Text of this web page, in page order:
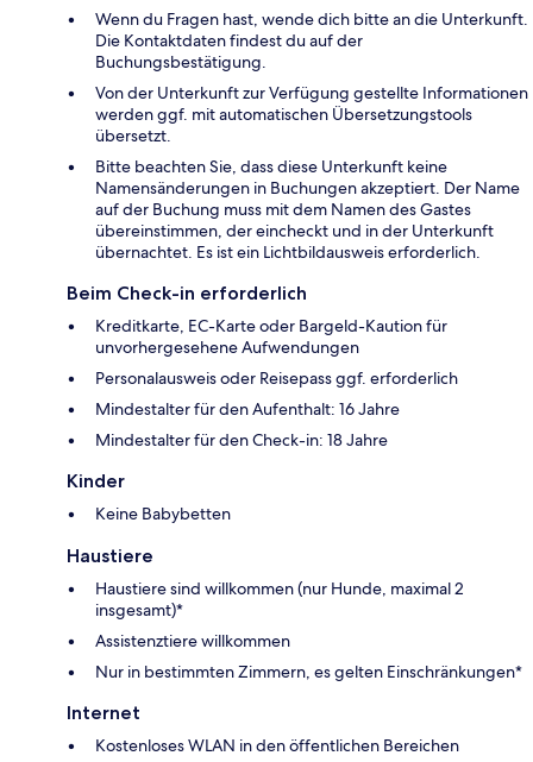
Wenn du Fragen hast, wende dich bitte an die Unterkunft.
Die Kontaktdaten findest du auf der
Buchungsbestätigung.
Von der Unterkunft zur Verfügung gestellte Informationen
werden ggf. mit automatischen Übersetzungstools
übersetzt.
Bitte beachten Sie, dass diese Unterkunft keine
Namensänderungen in Buchungen akzeptiert. Der Name
auf der Buchung muss mit dem Namen des Gastes
übereinstimmen, der eincheckt und in der Unterkunft
übernachtet. Es ist ein Lichtbildausweis erforderlich.
Beim Check-in erforderlich
Kreditkarte, EC-Karte oder Bargeld-Kaution für
unvorhergesehene Aufwendungen
Personalausweis oder Reisepass ggf. erforderlich
Mindestalter für den Aufenthalt: 16 Jahre
Mindestalter für den Check-in: 18 Jahre
Kinder
Keine Babybetten
Haustiere
Haustiere sind willkommen (nur Hunde, maximal 2
insgesamt)*
Assistenztiere willkommen
Nur in bestimmten Zimmern, es gelten Einschränkungen*
Internet
Kostenloses WLAN in den öffentlichen Bereichen